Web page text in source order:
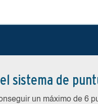
sistema de
un máximo de 6